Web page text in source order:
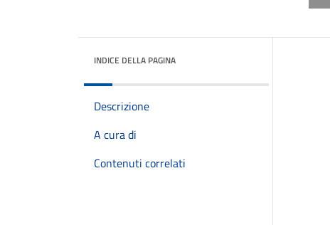
INDICE DELLA PAGINA
Descrizione
A cura di
Contenuti correlati